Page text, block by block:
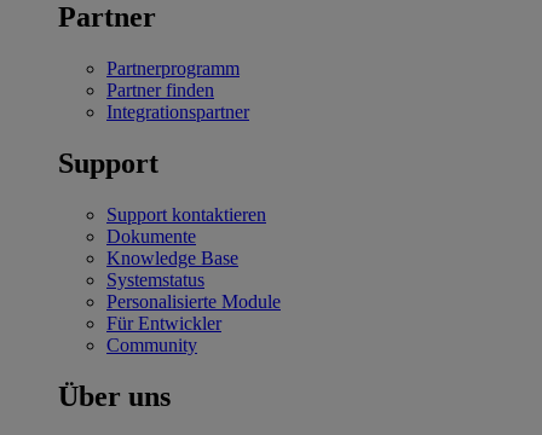
Partner
Partnerprogramm
Partner finden
Integrationspartner
Support
Support kontaktieren
Dokumente
Knowledge Base
Systemstatus
Personalisierte Module
Für Entwickler
Community
Über uns